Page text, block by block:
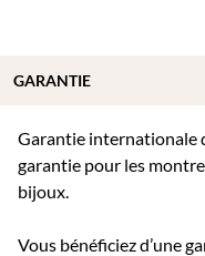
Garantie internationale
garantie pour les
bijoux.
Vous bénéficiez d’une
GARANTIE